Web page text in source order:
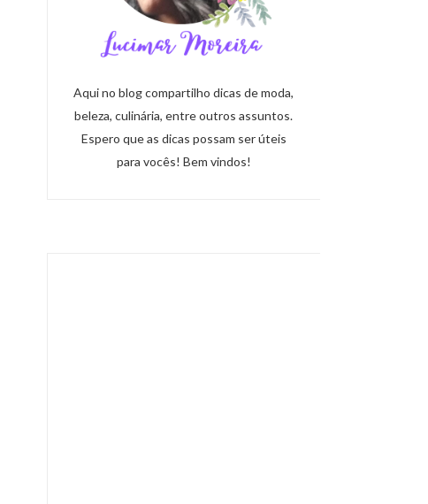
Aqui no blog compartilho dicas de moda,
beleza, culinária, entre outros assuntos.
Espero que as dicas possam ser úteis
para vocês! Bem vindos!